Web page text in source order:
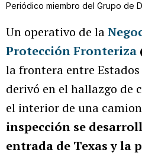
Periódico miembro del Grupo de
Un operativo de la
Protección Fronteriza
la frontera entre
derivó en el hallazgo de
el interior de una
inspección se
entrada de Texas y la